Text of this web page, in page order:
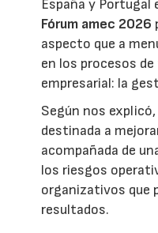
España y Portugal
Fórum amec 2026
aspecto que a
en los procesos
empresarial: la
Según nos
destinada a
acompañada de
los riesgos
organizativos que
resultados.